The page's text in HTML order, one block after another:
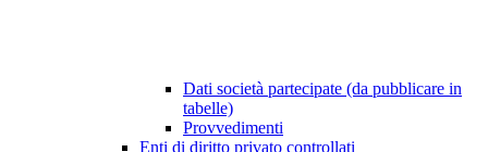
Dati società partecipate (da pubblicare in
tabelle)
Provvedimenti
Enti di diritto privato controllati